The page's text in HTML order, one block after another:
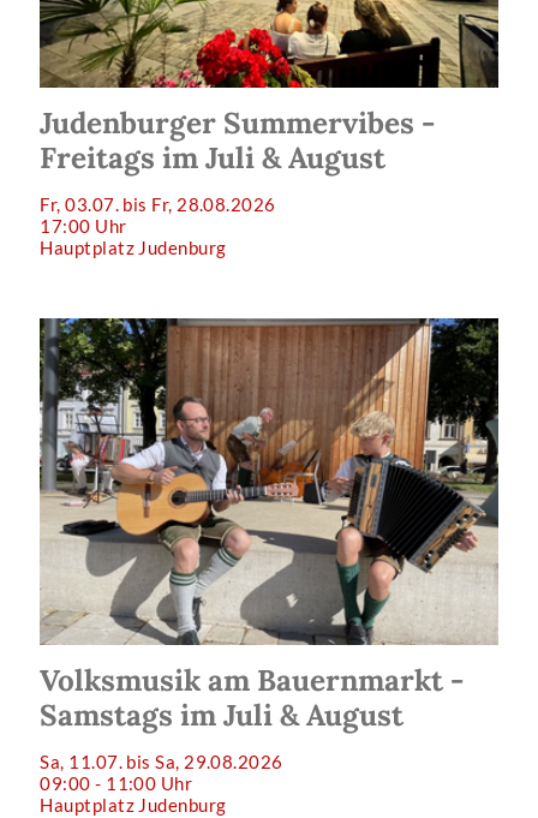
Judenburger Summervibes -
Freitags im Juli & August
Fr, 03.07. bis Fr, 28.08.2026
17:00 Uhr
Hauptplatz Judenburg
Volksmusik am Bauernmarkt -
Samstags im Juli & August
Sa, 11.07. bis Sa, 29.08.2026
09:00 - 11:00 Uhr
Hauptplatz Judenburg